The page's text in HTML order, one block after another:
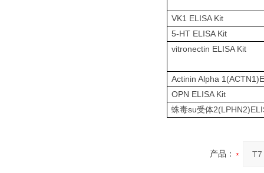
VK1 ELISA Kit
5-HT ELISA Kit
vitronectin ELISA Kit
Actinin Alpha
OPN ELISA Kit
蛛毒su受体
产品：